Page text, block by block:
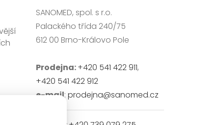
SANOMED, spol. s r.o.
Palackého třída 240/75
612 00 Brno-Královo Pole
Prodejna:+420 541 422 911,
+420 541 422 912
e-mail: prodejna@sanomed.cz